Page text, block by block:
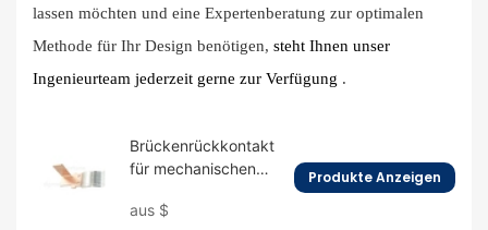
lassen möchten und eine Expertenberatung zur optimalen
Methode für Ihr Design benötigen, steht Ihnen unser
Ingenieurteam jederzeit gerne zur Verfügung .
Brückenrückkontakt
für mechanischen
aus $
Produkte Anzeigen